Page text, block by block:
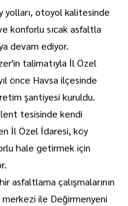
yolları, otoyol kalitesinde
konforlu sıcak asfaltla
devam ediyor.
talimatıyla İl Özel
önce Havsa ilçesinde
şantiyesi kuruldu.
tesisinde kendi
İl Özel İdaresi, köy
hale getirmek için
asfaltlama çalışmalarının
ile Değirmenyeni